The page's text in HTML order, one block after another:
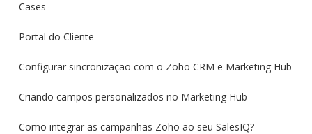
Cases
Portal do Cliente
Configurar sincronização com o Zoho CRM e Marketing Hub
Criando campos personalizados no Marketing Hub
Como integrar as campanhas Zoho ao seu SalesIQ?